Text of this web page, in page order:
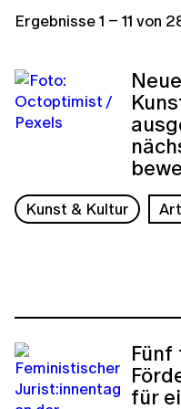
Ergebnisse1 – 11 von
Neue
Kunst & Kultur
für